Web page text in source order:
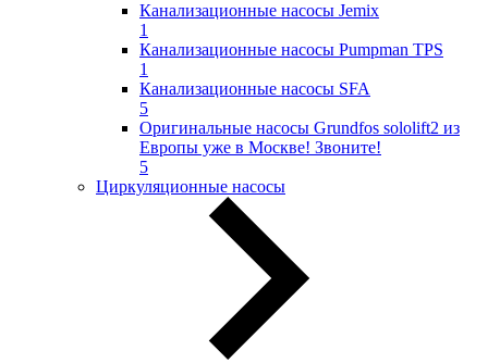
Канализационные насосы Jemix
1
Канализационные насосы Pumpman TPS
1
Канализационные насосы SFA
5
Оригинальные насосы Grundfos sololift2 из
Европы уже в Москве! Звоните!
5
Циркуляционные насосы